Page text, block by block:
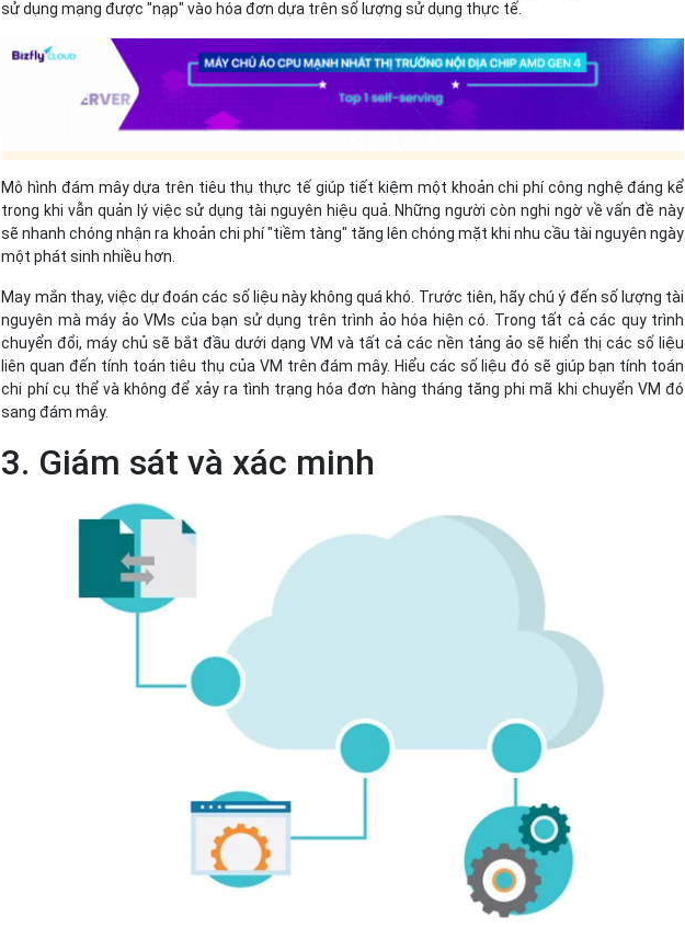
sử dụng mạng được "nạp" vào hóa đơn dựa trên số lượng sử dụng thực tế.
Mô hình đám mây dựa trên tiêu thụ thực tế giúp tiết kiệm một khoản chi phí công nghệ đáng kể
trong khi vẫn quản lý việc sử dụng tài nguyên hiệu quả. Những người còn nghi ngờ về vấn đề này
sẽ nhanh chóng nhận ra khoản chi phí "tiềm tàng" tăng lên chóng mặt khi nhu cầu tài nguyên ngày
một phát sinh nhiều hơn.
May mắn thay, việc dự đoán các số liệu này không quá khó. Trước tiên, hãy chú ý đến số lượng tài
nguyên mà máy ảo VMs của bạn sử dụng trên trình ảo hóa hiện có. Trong tất cả các quy trình
chuyển đổi, máy chủ sẽ bắt đầu dưới dạng VM và tất cả các nền tảng ảo sẽ hiển thị các số liệu
liên quan đến tính toán tiêu thụ của VM trên đám mây. Hiểu các số liệu đó sẽ giúp bạn tính toán
chi phí cụ thể và không để xảy ra tình trạng hóa đơn hàng tháng tăng phi mã khi chuyển VM đó
sang đám mây.
3. Giám sát và xác minh